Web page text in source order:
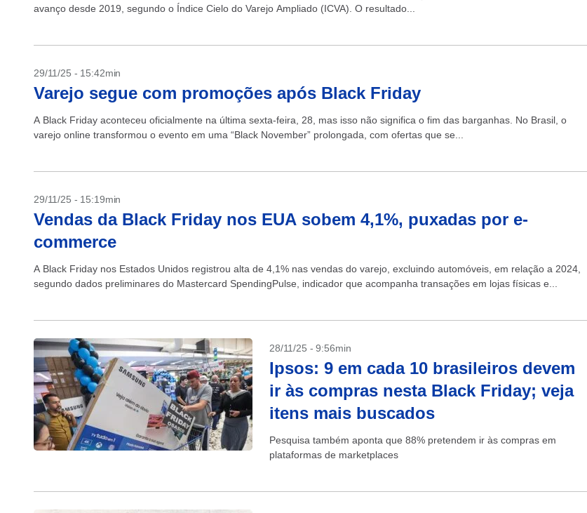
avanço desde 2019, segundo o Índice Cielo do Varejo Ampliado (ICVA). O resultado...
29/11/25 - 15:42min
Varejo segue com promoções após Black Friday
A Black Friday aconteceu oficialmente na última sexta-feira, 28, mas isso não significa o fim das barganhas. No Brasil, o
varejo online transformou o evento em uma “Black November” prolongada, com ofertas que se...
29/11/25 - 15:19min
Vendas da Black Friday nos EUA sobem 4,1%, puxadas por e-
commerce
A Black Friday nos Estados Unidos registrou alta de 4,1% nas vendas do varejo, excluindo automóveis, em relação a 2024,
segundo dados preliminares do Mastercard SpendingPulse, indicador que acompanha transações em lojas físicas e...
28/11/25 - 9:56min
Ipsos: 9 em cada 10 brasileiros devem
ir às compras nesta Black Friday; veja
itens mais buscados
Pesquisa também aponta que 88% pretendem ir às compras em
plataformas de marketplaces